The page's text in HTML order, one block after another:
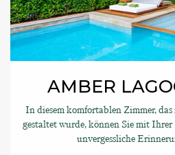
AMBER
In diesem komfortablen Zimmer,
gestaltet wurde, können Sie mit
unvergessliche